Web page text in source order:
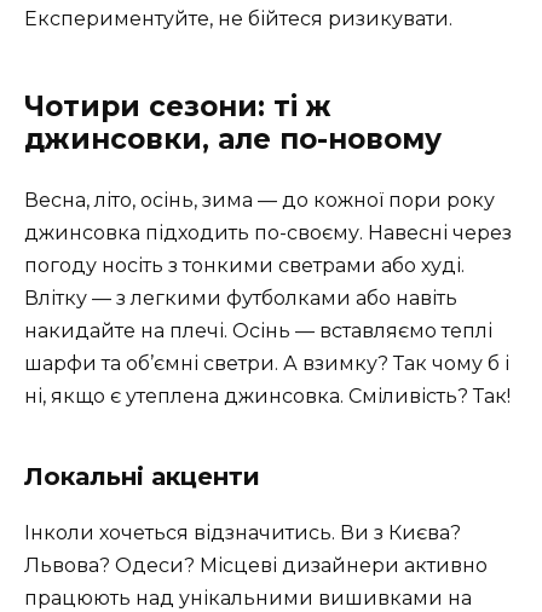
Експериментуйте, не бійтеся ризикувати.
Чотири сезони: ті ж
джинсовки, але по-новому
Весна, літо, осінь, зима — до кожної пори року
джинсовка підходить по-своєму. Навесні через
погоду носіть з тонкими светрами або худі.
Влітку — з легкими футболками або навіть
накидайте на плечі. Осінь — вставляємо теплі
шарфи та об’ємні светри. А взимку? Так чому б і
ні, якщо є утеплена джинсовка. Сміливість? Так!
Локальні акценти
Інколи хочеться відзначитись. Ви з Києва?
Львова? Одеси? Місцеві дизайнери активно
працюють над унікальними вишивками на